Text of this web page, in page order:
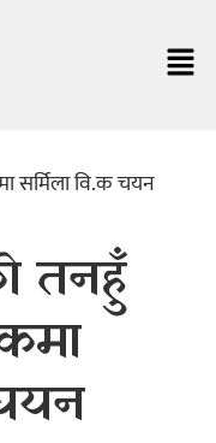
सर्मिला वि.क चयन
तनहुँ